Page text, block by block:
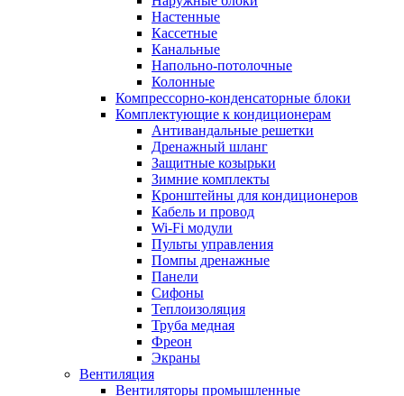
Настенные
Кассетные
Канальные
Напольно-потолочные
Колонные
Компрессорно-конденсаторные блоки
Комплектующие к кондиционерам
Антивандальные решетки
Дренажный шланг
Защитные козырьки
Зимние комплекты
Кронштейны для кондиционеров
Кабель и провод
Wi-Fi модули
Пульты управления
Помпы дренажные
Панели
Сифоны
Теплоизоляция
Труба медная
Фреон
Экраны
Вентиляция
Вентиляторы промышленные